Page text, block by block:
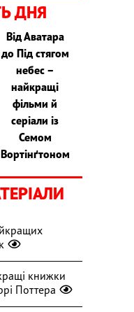
ДНЯ
Від Аватара
до Під стягом
небес –
найкращі
фільми й
серіали із
Семом
Вортінґтоном
книжки
Поттера